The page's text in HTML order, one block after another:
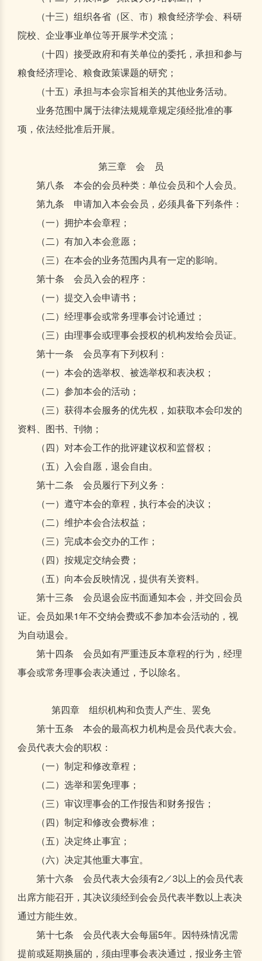
（十三）组织各省（区、市）粮食经济学会、科研
院校、企业事业单位等开展学术交流；
（十四）接受政府和有关单位的委托，承担和参与
粮食经济理论、粮食政策课题的研究；
（十五）承担与本会宗旨相关的其他业务活动。
业务范围中属于法律法规规章规定须经批准的事
项，依法经批准后开展。
第三章 会 员
第八条 本会的会员种类：单位会员和个人会员。
第九条 申请加入本会会员，必须具备下列条件：
（一）拥护本会章程；
（二）有加入本会意愿；
（三）在本会的业务范围内具有一定的影响。
第十条 会员入会的程序：
（一）提交入会申请书；
（二）经理事会或常务理事会讨论通过；
（三）由理事会或理事会授权的机构发给会员证。
第十一条 会员享有下列权利：
（一）本会的选举权、被选举权和表决权；
（二）参加本会的活动；
（三）获得本会服务的优先权，如获取本会印发的
资料、图书、刊物；
（四）对本会工作的批评建议权和监督权；
（五）入会自愿，退会自由。
第十二条 会员履行下列义务：
（一）遵守本会的章程，执行本会的决议；
（二）维护本会合法权益；
（三）完成本会交办的工作；
（四）按规定交纳会费；
（五）向本会反映情况，提供有关资料。
第十三条 会员退会应书面通知本会，并交回会员
证。会员如果1年不交纳会费或不参加本会活动的，视
为自动退会。
第十四条 会员如有严重违反本章程的行为，经理
事会或常务理事会表决通过，予以除名。
第四章 组织机构和负责人产生、罢免
第十五条 本会的最高权力机构是会员代表大会。
会员代表大会的职权：
（一）制定和修改章程；
（二）选举和罢免理事；
（三）审议理事会的工作报告和财务报告；
（四）制定和修改会费标准；
（五）决定终止事宜；
（六）决定其他重大事宜。
第十六条 会员代表大会须有2／3以上的会员代表
出席方能召开，其决议须经到会会员代表半数以上表决
通过方能生效。
第十七条 会员代表大会每届5年。因特殊情况需
提前或延期换届的，须由理事会表决通过，报业务主管